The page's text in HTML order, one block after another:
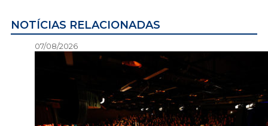
NOTÍCIAS RELACIONADAS
07/08/2026